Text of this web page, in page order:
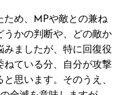
ため、MPや敵との兼ね
うかの判断や、どの敵か
みましたが、特に回復役
ねている分、自分が攻撃
思います。そのうえ、